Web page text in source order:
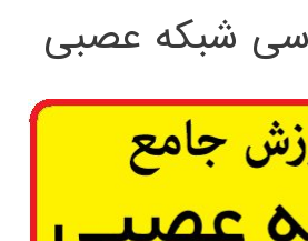
شبکه عصبی